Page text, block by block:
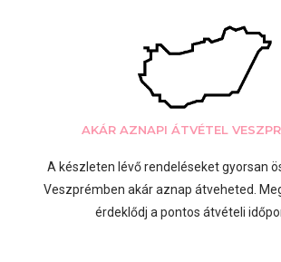
AKÁR AZNAPI ÁTVÉTEL
A készleten lévő rendeléseket gyorsan
Veszprémben akár aznap átveheted.
érdeklődj a pontos átvételi